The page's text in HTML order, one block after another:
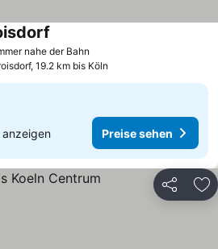
nahe der Bahn
19.2 km bis Köln
anzeigen Preise sehen
Teilen